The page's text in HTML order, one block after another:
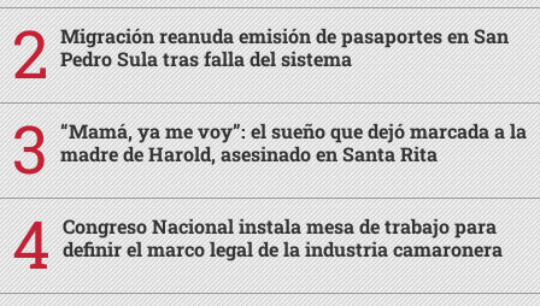
Migración reanuda emisión de pasaportes en San
Pedro Sula tras falla del sistema
“Mamá, ya me voy”: el sueño que dejó marcada a la
madre de Harold, asesinado en Santa Rita
Congreso Nacional instala mesa de trabajo para
definir el marco legal de la industria camaronera